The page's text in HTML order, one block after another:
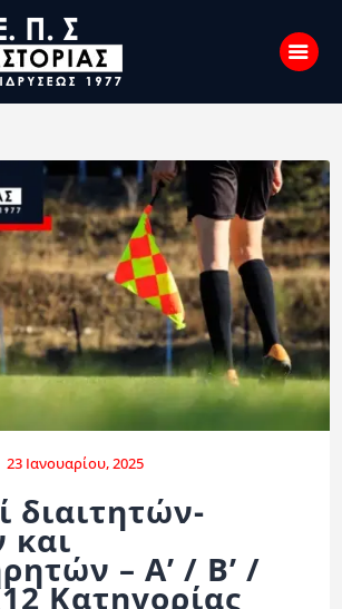
με εμάς
Διαιτητών
23 Ιανουαρίου, 2025
διαιτητών-
και
– Α’ / B’ /
Κατηγορίας​